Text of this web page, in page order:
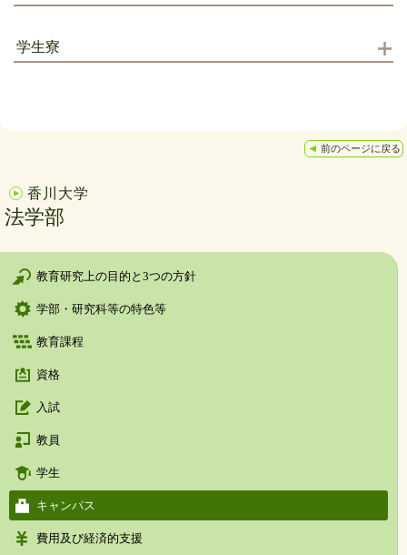
学生寮
前のページに戻る
香川大学
法学部
教育研究上の目的と3つの方針
学部・研究科等の特色等
教育課程
資格
入試
教員
学生
キャンパス
費用及び経済的支援